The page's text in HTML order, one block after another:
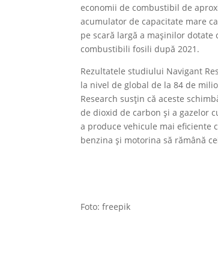
economii de combustibil de
acumulator de capacitate mare
pe scară largă a mașinilor
combustibili fosili după 2021.
Rezultatele studiului Navigant
la nivel de global de la 84 de
Research susțin că aceste
de dioxid de carbon și a gazelor
a produce vehicule mai eficiente
benzina și motorina să rămână
Foto: freepik